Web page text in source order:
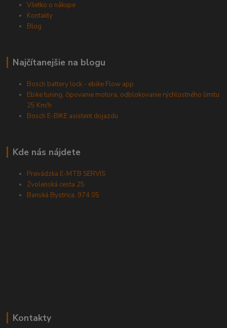
Všetko o nákupe
Kontakty
Blog
Najčítanejšie na blogu
Bosch battery lock - ebike Flow app
Ebike tuning, čipovanie motora, odblokovanie rýchlostného limitu
25 Km/h
Bosch E-BIKE asistent dojazdu
Kde nás nájdete
Prevádzka E-MTB SERVIS
Zvolenská cesta 25
Banská Bystrica, 974 05
Kontakty